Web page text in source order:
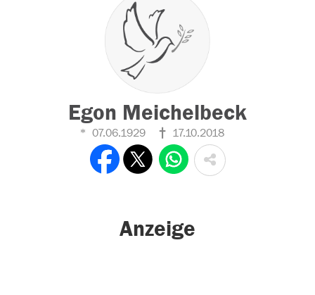
Egon Meichelbeck
07.06.1929 17.10.2018
Anzeige